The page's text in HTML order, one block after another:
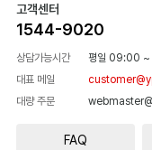
고객센터
1544-9020
상담가능시간 평일 09:00
대표 메일
대량 주문
FAQ